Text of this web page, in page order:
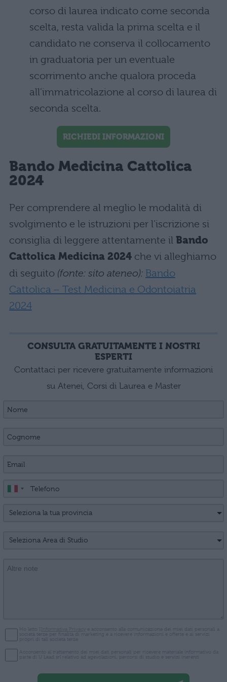
corso di laurea indicato come seconda
scelta, resta valida la prima scelta e il
candidato ne conserva il collocamento
in graduatoria per un eventuale
scorrimento anche qualora proceda
all’immatricolazione al corso di laurea di
seconda scelta.
RICHIEDI INFORMAZIONI
Bando Medicina Cattolica
2024
Per comprendere al meglio le modalità di
svolgimento e le istruzioni per l’iscrizione si
consiglia di leggere attentamente il Bando
Cattolica Medicina 2024 che vi alleghiamo
di seguito (fonte: sito ateneo): Bando
Cattolica – Test Medicina e Odontoiatria
2024
CONSULTA GRATUITAMENTE I NOSTRI
ESPERTI
Contattaci per ricevere gratuitamente informazioni
su Atenei, Corsi di Laurea e Master
Ho letto l' e acconsento alla comunicazione dei miei dati personali a
società terze per finalità di marketing e a ricevere informazioni e offerte e ai servizi
propri di tali società terze
Acconsento al trattamento dei miei dati personali per ricevere materiale informativo da
parte di U Lead srl relativo ad agevolazioni, percorsi di studio e servizi inerenti